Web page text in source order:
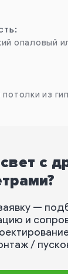
опаловый
из
с
—
и
/